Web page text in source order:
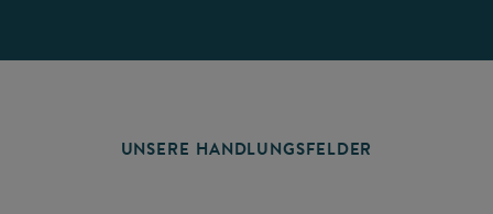
UNSERE HANDLUNGSFELDER